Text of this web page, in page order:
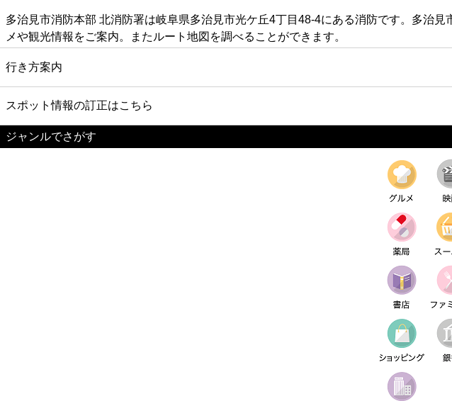
多治見市消防本部 北消防署は岐阜県多治見市光ケ丘4丁目48-4にある消防です。多治
メや観光情報をご案内。またルート地図を調べることができます。
行き方案内
スポット情報の訂正はこちら
ジャンルでさがす